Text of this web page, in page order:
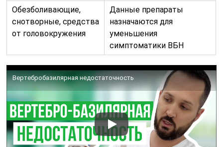
Обезболивающие,
снотворные, средства
от головокружения
Данные препараты
назначаются для
уменьшения
симптоматики ВБН
Вертебробазилярная недостаточность